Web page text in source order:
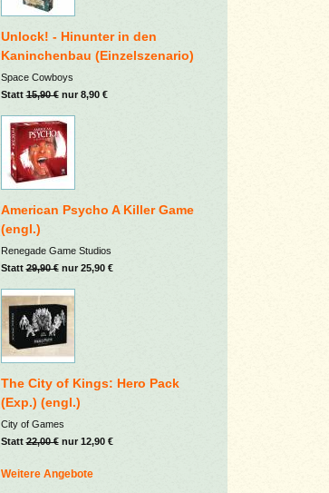
Unlock! - Hinunter in den
Kaninchenbau (Einzelszenario)
Space Cowboys
Statt15,90 €nur 8,90 €
American Psycho A Killer Game
(engl.)
Renegade Game Studios
Statt29,90 €nur 25,90 €
The City of Kings: Hero Pack
(Exp.) (engl.)
City of Games
Statt22,00 €nur 12,90 €
Weitere Angebote